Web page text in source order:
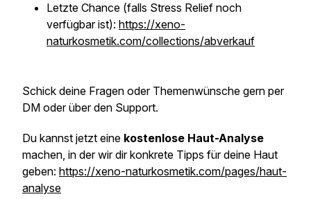
Letzte Chance (falls Stress Relief noch
verfügbar ist): https://xeno-
naturkosmetik.com/collections/abverkauf
Schick deine Fragen oder Themenwünsche gern per
DM oder über den Support.
Du kannst jetzt eine kostenlose Haut-Analyse
machen, in der wir dir konkrete Tipps für deine Haut
geben: https://xeno-naturkosmetik.com/pages/haut-
analyse